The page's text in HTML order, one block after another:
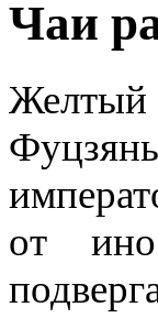
Чаи
Желтый
от